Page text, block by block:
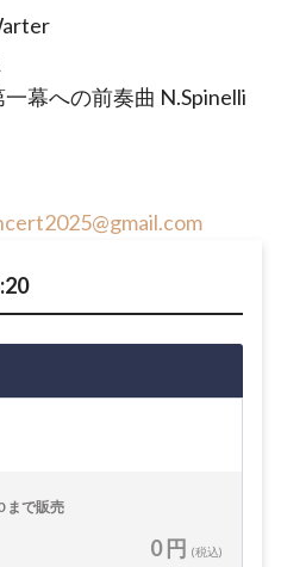
幕への前奏曲 N.Spinelli
まで販売
0 円 (税込)